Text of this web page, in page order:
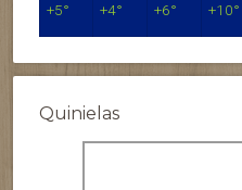
+5° +4° +6° +10°
Quinielas